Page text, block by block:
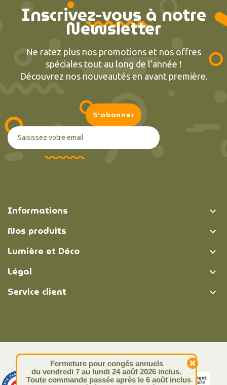
Inscrivez-vous à notre
Newsletter
Ne ratez plus nos promotions et nos offres
spéciales tout au long de l’année !
Découvrez nos nouveautés en avant première.
Informations 
Nos produits 
Lumière et Déco 
Légal 
Service client 
© Lumière et Déco | 2026
Fermeture pour congés annuels
du vendredi 7 au lundi 24 août 2026 inclus.
Toute commande passée après le 6 août inclus